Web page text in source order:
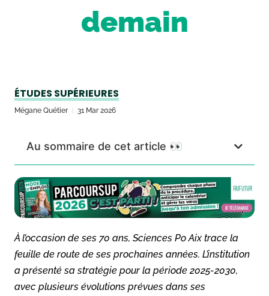
demain
ÉTUDES SUPÉRIEURES
Mégane Quétier 31 Mar 2026
Au sommaire de cet article 👀
À l’occasion de ses 70 ans, Sciences Po Aix trace la
feuille de route de ses prochaines années. L’institution
a présenté sa stratégie pour la période 2025-2030,
avec plusieurs évolutions prévues dans ses